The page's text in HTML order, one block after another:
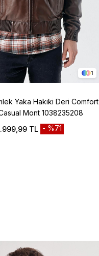
1
Yaka Hakiki Deri Comfort
Mont 1038235208
TL %71